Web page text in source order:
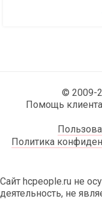
© 2009-
Помощь
Политика
Сайт hcpeople.ru не
деятельность, не